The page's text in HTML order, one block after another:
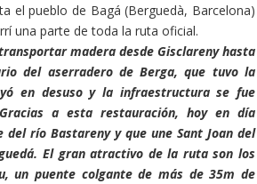
el pueblo de Bagá (Berguedà, Barcelona)
una parte de toda la ruta oficial.
madera desde Gisclareny hasta
del aserradero de Berga, que tuvo la
en desuso y la infraestructura se fue
a esta restauración, hoy en día
río Bastareny y que une Sant Joan del
El gran atractivo de la ruta son los
un puente colgante de más de 35m de